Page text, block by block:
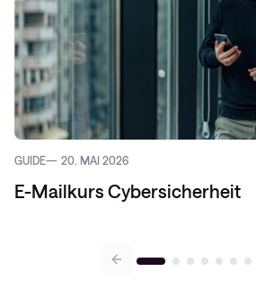
GUIDE 20. MAI 2026
E-Mailkurs Cybersicherheit